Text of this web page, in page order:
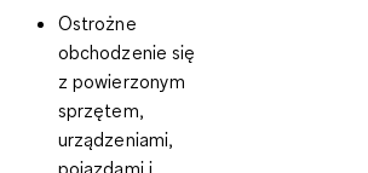
Ostrożne
obchodzenie się
z powierzonym
sprzętem,
urządzeniami,
pojazdami i